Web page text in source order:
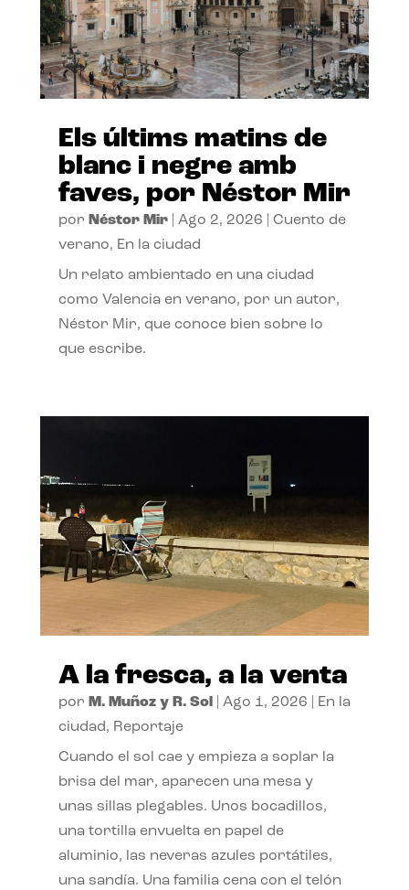
Els últims matins de
blanc i negre amb
faves, por Néstor Mir
por Néstor Mir| Ago 2, 2026
Cuento de
verano, En la ciudad
Un relato ambientado en una ciudad
como Valencia en verano, por un autor,
Néstor Mir, que conoce bien sobre lo
que escribe.
A la fresca, a la venta
por M. Muñoz y R. Sol| Ago 1, 2026
En la
ciudad, Reportaje
Cuando el sol cae y empieza a soplar la
brisa del mar, aparecen una mesa y
unas sillas plegables. Unos bocadillos,
una tortilla envuelta en papel de
aluminio, las neveras azules portátiles,
una sandía. Una familia cena con el telón